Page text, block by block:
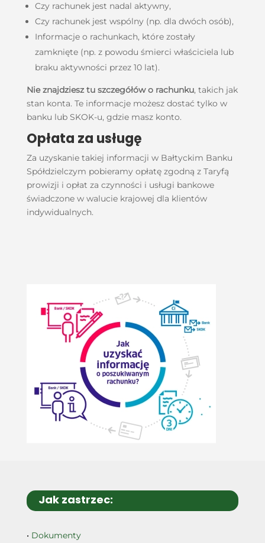
Czy rachunek jest nadal aktywny,
Czy rachunek jest wspólny (np. dla dwóch osób),
Informacje o rachunkach, które zostały
zamknięte (np. z powodu śmierci właściciela lub
braku aktywności przez 10 lat).
Nie znajdziesz tu szczegółów o rachunku, takich jak
stan konta. Te informacje możesz dostać tylko w
banku lub SKOK-u, gdzie masz konto.
Opłata za usługę
Za uzyskanie takiej informacji w Bałtyckim Banku
Spółdzielczym pobieramy opłatę zgodną z Taryfą
prowizji i opłat za czynności i usługi bankowe
świadczone w walucie krajowej dla klientów
indywidualnych.
Jak zastrzec:
• Dokumenty